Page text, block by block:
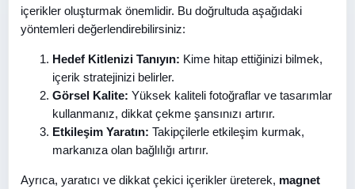
içerikler oluşturmak önemlidir. Bu doğrultuda aşağıdaki
yöntemleri değerlendirebilirsiniz:
Hedef Kitlenizi Tanıyın: Kime hitap ettiğinizi bilmek,
içerik stratejinizi belirler.
Görsel Kalite: Yüksek kaliteli fotoğraflar ve tasarımlar
kullanmanız, dikkat çekme şansınızı artırır.
Etkileşim Yaratın: Takipçilerle etkileşim kurmak,
markanıza olan bağlılığı artırır.
Ayrıca, yaratıcı ve dikkat çekici içerikler üreterek, magnet